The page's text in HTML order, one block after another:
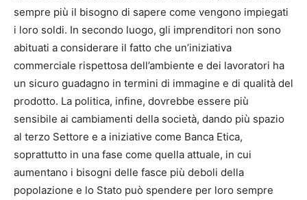
sempre più il bisogno di sapere come vengono impiegati
i loro soldi. In secondo luogo, gli imprenditori non sono
abituati a considerare il fatto che un’iniziativa
commerciale rispettosa dell’ambiente e dei lavoratori ha
un sicuro guadagno in termini di immagine e di qualità del
prodotto. La politica, infine, dovrebbe essere più
sensibile ai cambiamenti della società, dando più spazio
al terzo Settore e a iniziative come Banca Etica,
soprattutto in una fase come quella attuale, in cui
aumentano i bisogni delle fasce più deboli della
popolazione e lo Stato può spendere per loro sempre